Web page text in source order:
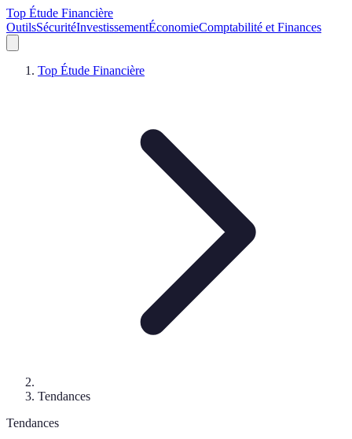
Top Étude Financière
OutilsSécuritéInvestissementÉconomieComptabilité et Finances
Top Étude Financière
Tendances
Tendances